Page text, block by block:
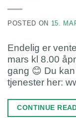
POSTED ON 15.
Endelig er
mars kl 8.00
gang 😊 Du
tjenester her:
CONTINUE